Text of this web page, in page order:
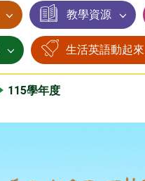
教學資源
生活英語動起來
115學年度